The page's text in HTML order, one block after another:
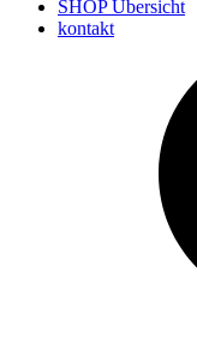
SHOP Übersicht
kontakt